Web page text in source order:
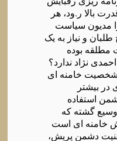
بالا ر.ود، هر
مدیون سیاست
و نیاز به یک
مطلقه بوده
نژاد ندارد؟
شخصیت خامنه ای
بیشتر
استفاده
وسیع گشته که
خامنه ای است
دشمن پریش،